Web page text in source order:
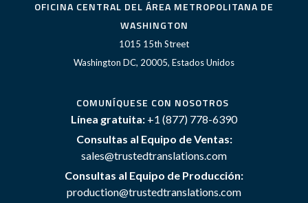
OFICINA CENTRAL DEL ÁREA METROPOLITANA DE
WASHINGTON
1015 15th Street
Washington DC, 20005, Estados Unidos
COMUNÍQUESE CON NOSOTROS
Línea gratuita: +1 (877) 778-6390
Consultas al Equipo de Ventas:
sales@trustedtranslations.com
Consultas al Equipo de Producción:
production@trustedtranslations.com